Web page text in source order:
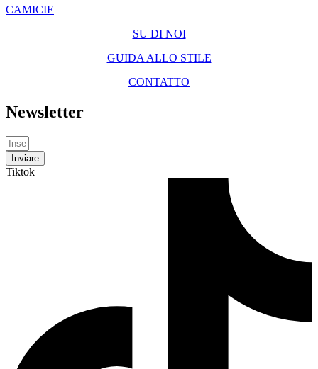
CAMICIE
SU DI NOI
GUIDA ALLO STILE
CONTATTO
Newsletter
Inviare
Tiktok